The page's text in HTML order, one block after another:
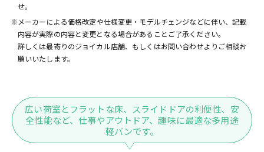
せ。
※メーカーによる価格改定や仕様変更・モデルチェンジなどに伴い、記載
内容が実際の内容と変更となる場合があることご了承ください。
詳しくは最寄りのジョイカル店舗、もしくはお問い合わせよりご相談お
願いいたします。
広い荷室とフラットな床、スライドドアの利便性、安
全性能など、仕事やアウトドア、趣味に最適な多用途
軽バンです。